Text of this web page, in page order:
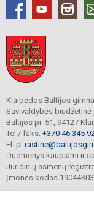
Klaipėdos Baltijos
Savivaldybės biudžetinė
Baltijos pr. 51, 94127
Tel./ faks. +370 46 345
El. p.
Duomenys kaupiami ir
Juridinių asmenų
Įmonės kodas